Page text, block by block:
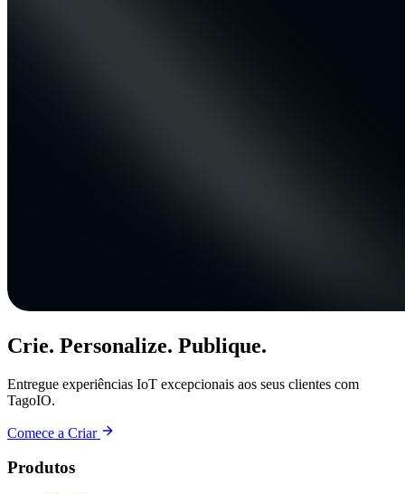
Crie. Personalize. Publique.
Entregue experiências IoT excepcionais aos seus clientes com
TagoIO.
Comece a Criar
Produtos